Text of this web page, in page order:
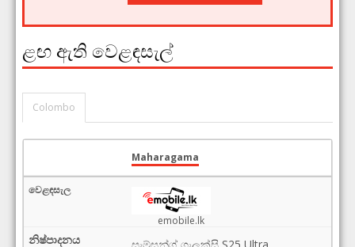
ළඟ ඇති වෙළඳසැල්
Colombo
Maharagama
emobile.lk